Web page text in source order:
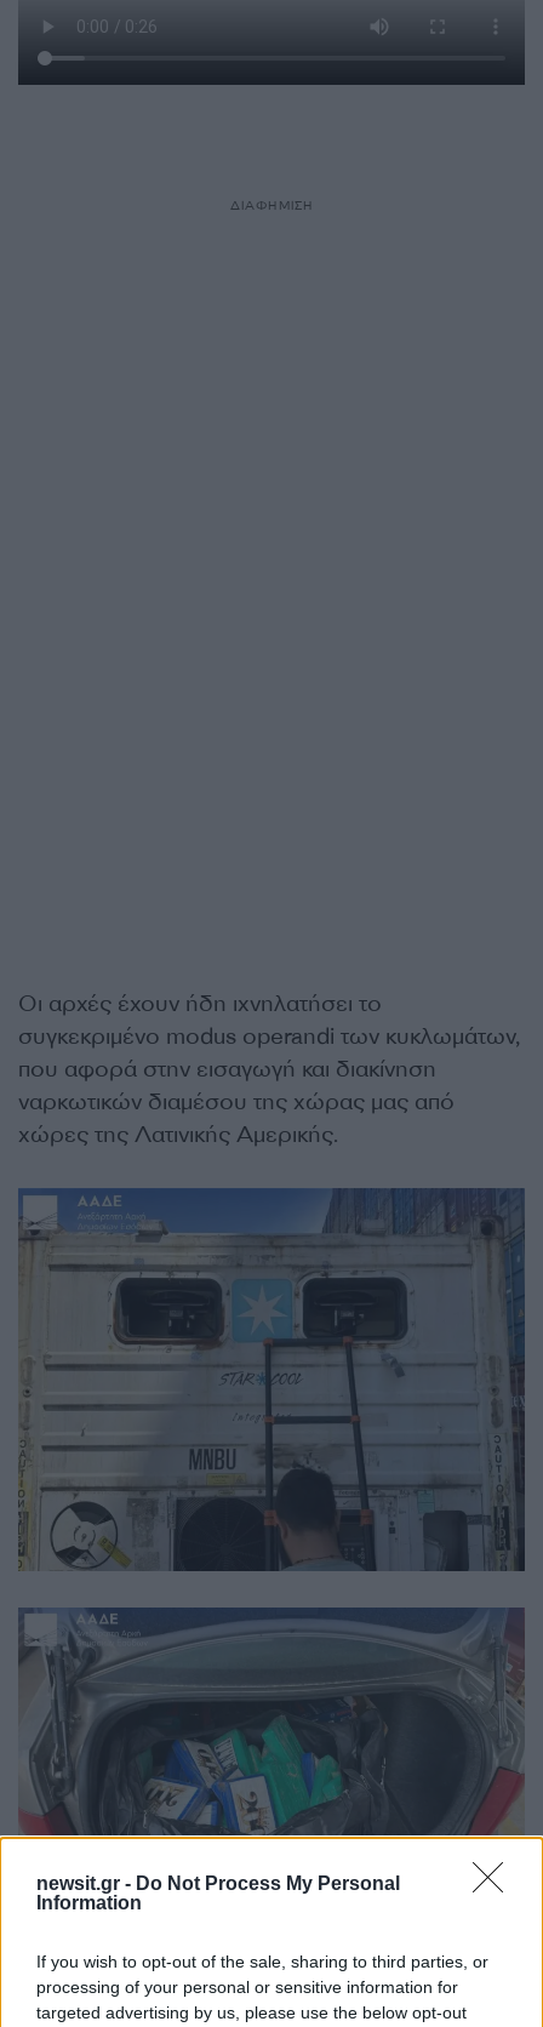
newsit.gr - Do Not Process My Personal
Information
If you wish to opt-out of the sale, sharing to third parties, or
processing of your personal or sensitive information for
targeted advertising by us, please use the below opt-out
ΔΙΑΦΗΜΙΣΗ
Οι αρχές έχουν ήδη ιχνηλατήσει το
συγκεκριμένο modus operandi των κυκλωμάτων,
που αφορά στην εισαγωγή και διακίνηση
ναρκωτικών διαμέσου της χώρας μας από
χώρες της Λατινικής Αμερικής.
την πλήρη αποκάλυψη του δικτύου και τον
εντοπισμό των δραστών.